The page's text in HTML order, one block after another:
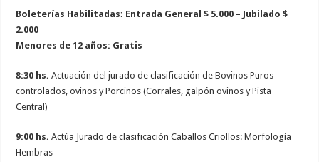
Boleterías Habilitadas: Entrada General $ 5.000 – Jubilado $
2.000
Menores de 12 años: Gratis
8:30 hs. Actuación del jurado de clasificación de Bovinos Puros
controlados, ovinos y Porcinos (Corrales, galpón ovinos y Pista
Central)
9:00 hs. Actúa Jurado de clasificación Caballos Criollos: Morfología
Hembras